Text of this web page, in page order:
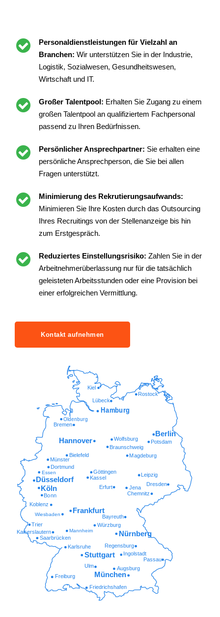
Personaldienstleistungen für Vielzahl an
Branchen: Wir unterstützen Sie in der Industrie,
Logistik, Sozialwesen, Gesundheitswesen,
Wirtschaft und IT.
Großer Talentpool: Erhalten Sie Zugang zu einem
großen Talentpool an qualifiziertem Fachpersonal
passend zu Ihren Bedürfnissen.
Persönlicher Ansprechpartner: Sie erhalten eine
persönliche Ansprechperson, die Sie bei allen
Fragen unterstützt.
Minimierung des Rekrutierungsaufwands:
Minimieren Sie Ihre Kosten durch das Outsourcing
Ihres Recruitings von der Stellenanzeige bis hin
zum Erstgespräch.
Reduziertes Einstellungsrisiko: Zahlen Sie in der
Arbeitnehmerüberlassung nur für die tatsächlich
geleisteten Arbeitsstunden oder eine Provision bei
einer erfolgreichen Vermittlung.
Kontakt aufnehmen
Friedrichshafen
Freiburg
Augsburg
Ulm
Passau
Ingolstadt
Regensburg
Karlsruhe
Saarbrücken
Kaiserslautern Mannheim
Würzburg
Trier
Wiesbaden Bayreuth
Koblenz
Chemnitz
Bonn
Erfurt Jena
Dresden
Kassel
Göttingen
Essen
Dortmund
Münster
Magdeburg
Bielefeld
Braunschweig
Potsdam
Wolfsburg
Oldenburg
Lübeck
Rostock
Kiel
München
Stuttgart
Nürnberg
Frankfurt
Köln
Düsseldorf
Leipzig
Hannover
Berlin
Bremen
Hamburg